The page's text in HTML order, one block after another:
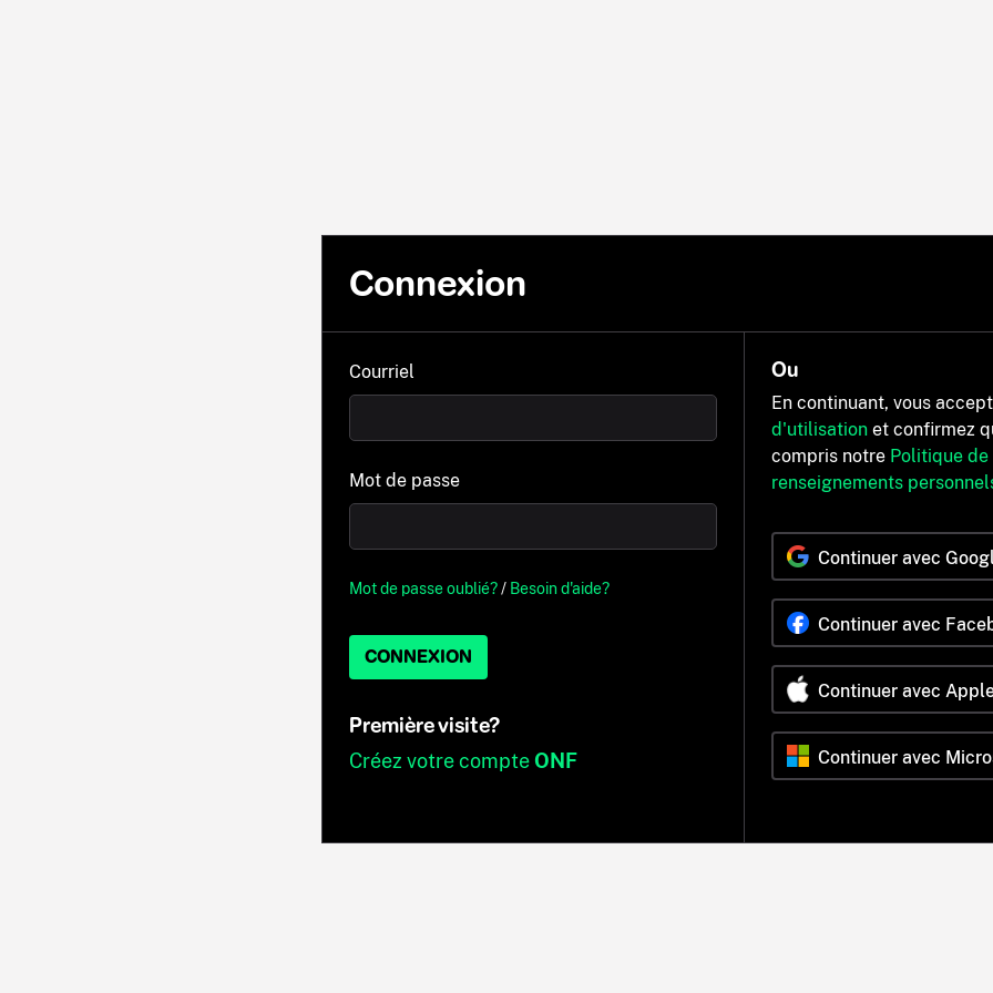
Connexion
Courriel
Mot de passe
Mot de passe oublié?/ Besoin d'aide?
CONNEXION
Première visite?
Créez votre compteONF
Ou
En continuant, vous
d'utilisation et confirmez
compris notre Politique
renseignements
Continuer avec
Continuer avec
Continuer avec
Continuer avec